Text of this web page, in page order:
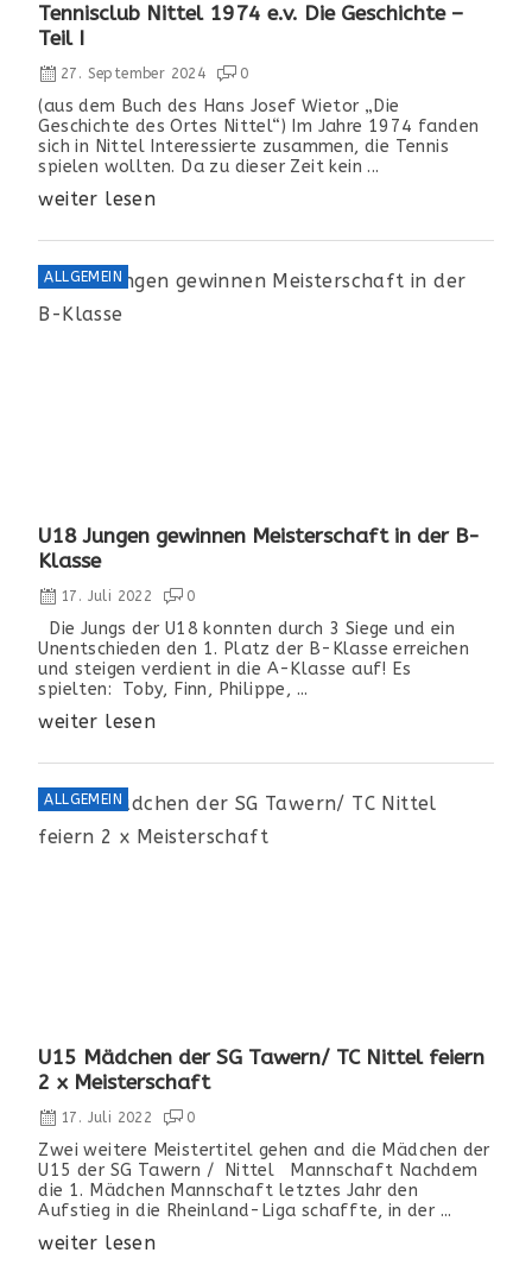
Tennisclub Nittel 1974 e.v. Die Geschichte –
Teil I
27. September 2024 0
(aus dem Buch des Hans Josef Wietor „Die
Geschichte des Ortes Nittel“) Im Jahre 1974 fanden
sich in Nittel Interessierte zusammen, die Tennis
spielen wollten. Da zu dieser Zeit kein ...
weiter lesen
ALLGEMEIN
U18 Jungen gewinnen Meisterschaft in der B-
Klasse
17. Juli 2022 0
Die Jungs der U18 konnten durch 3 Siege und ein
Unentschieden den 1. Platz der B-Klasse erreichen
und steigen verdient in die A-Klasse auf! Es
spielten: Toby, Finn, Philippe, ...
weiter lesen
ALLGEMEIN
U15 Mädchen der SG Tawern/ TC Nittel feiern
2 x Meisterschaft
17. Juli 2022 0
Zwei weitere Meistertitel gehen and die Mädchen der
U15 der SG Tawern / Nittel Mannschaft Nachdem
die 1. Mädchen Mannschaft letztes Jahr den
Aufstieg in die Rheinland-Liga schaffte, in der ...
weiter lesen